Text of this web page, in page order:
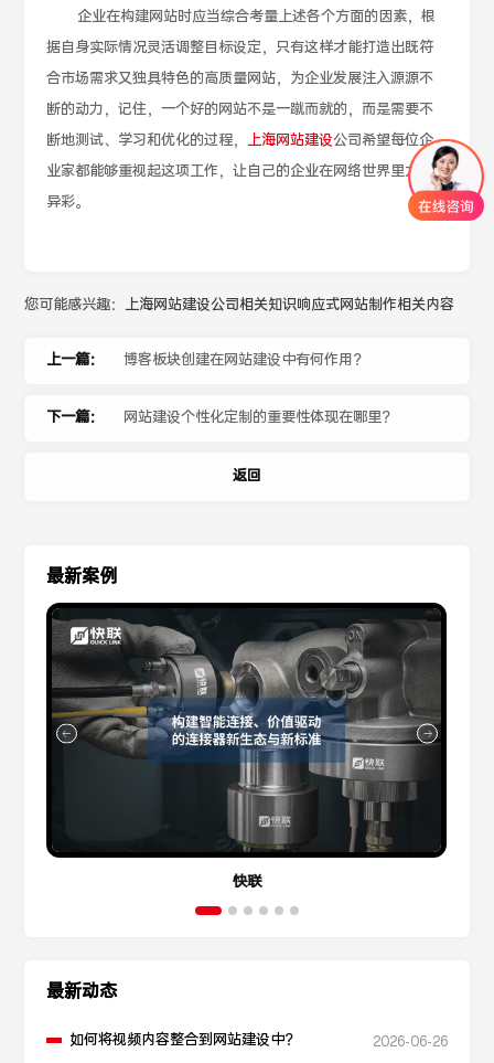
企业在构建网站时应当综合考量上述各个方面的因素，根
据自身实际情况灵活调整目标设定，只有这样才能打造出既符
合市场需求又独具特色的高质量网站，为企业发展注入源源不
断的动力，记住，一个好的网站不是一蹴而就的，而是需要不
断地测试、学习和优化的过程， 上海网站建设公司希望每位企
业家都能够重视起这项工作，让自己的企业在网络世界里大放
异彩。
您可能感兴趣： 上海网站建设公司相关知识响应式网站制作相关内容
上一篇： 博客板块创建在网站建设中有何作用？
下一篇： 网站建设个性化定制的重要性体现在哪里？
返回
最新案例
快联
最新动态
如何将视频内容整合到网站建设中？ 2026-06-26